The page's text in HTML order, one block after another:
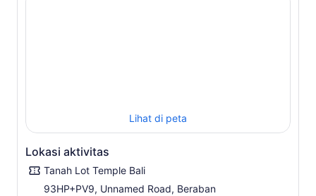
melanjutkan perjalanan menuju Pura Kerajaan Mengwi -
Pemberhentian terakhir adalah Tanah Lot, yang terkenal
di Bali sebagai Sunset Temple. Rasakan matahari
16, yang dibangun di atas batu lava 200 meter lepas
pantai.
Lihat di peta
Lokasi aktivitas
Tanah Lot Temple Bali
93HP+PV9, Unnamed Road, Beraban